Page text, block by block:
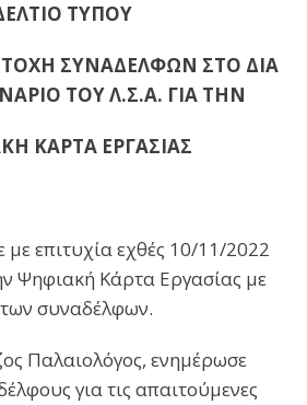
ΤΥΠΟΥ
ΣΥΝΑΔΕΛΦΩΝ ΣΤΟ ΔΙΑ
ΤΟΥ Λ.Σ.Α. ΓΙΑ ΤΗΝ
ΚΑΡΤΑ ΕΡΓΑΣΙΑΣ
επιτυχία εχθές 10/11/2022
Ψηφιακή Κάρτα Εργασίας με
συναδέλφων.
Παλαιολόγος, ενημέρωσε
για τις απαιτούμενες